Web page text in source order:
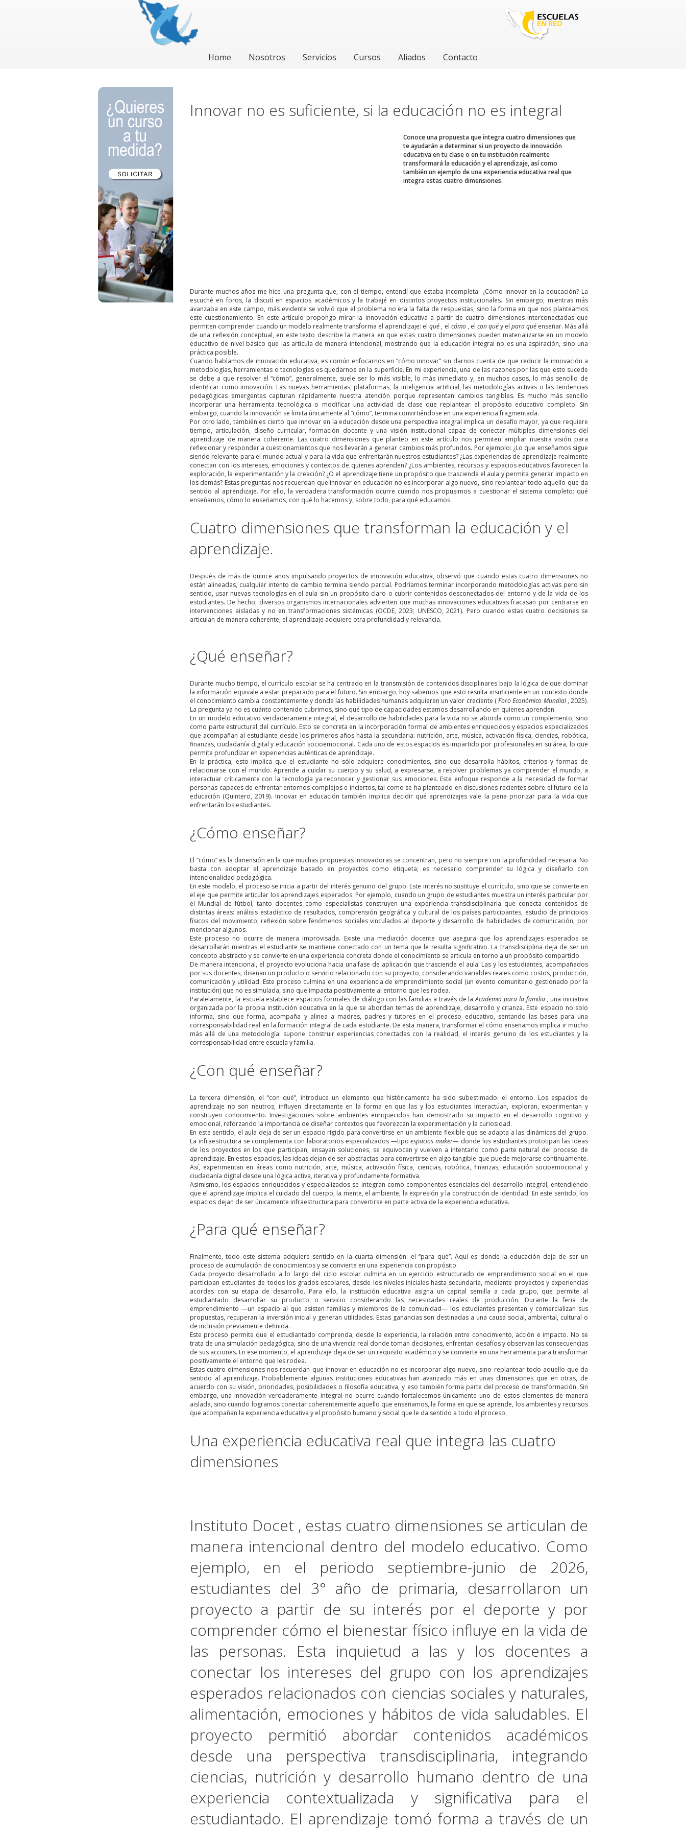
Home Nosotros Servicios Cursos Aliados Contacto
Innovar no es suficiente, si la educación no es integral
Conoce una propuesta que integra cuatro dimensiones que
te ayudarán a determinar si un proyecto de innovación
educativa en tu clase o en tu institución realmente
transformará la educación y el aprendizaje, así como
también un ejemplo de una experiencia educativa real que
integra estas cuatro dimensiones.
Durante muchos años me hice una pregunta que, con el tiempo, entendí que estaba incompleta: ¿Cómo innovar en la educación? La
escuché en foros, la discutí en espacios académicos y la trabajé en distintos proyectos institucionales. Sin embargo, mientras más
avanzaba en este campo, más evidente se volvió que el problema no era la falta de respuestas, sino la forma en que nos planteamos
este cuestionamiento. En este artículo propongo mirar la innovación educativa a partir de cuatro dimensiones interconectadas que
permiten comprender cuando un modelo realmente transforma el aprendizaje: elqué, el cómo, el con quéy el para quéenseñar. Más allá
de una reflexión conceptual, en este texto describe la manera en que estas cuatro dimensiones pueden materializarse en un modelo
educativo de nivel básico que las articula de manera intencional, mostrando que la educación integral no es una aspiración, sino una
práctica posible.
Cuando hablamos de innovación educativa, es común enfocarnos en “cómo innovar” sin darnos cuenta de que reducir la innovación a
metodologías, herramientas o tecnologías es quedarnos en la superficie. En mi experiencia, una de las razones por las que esto sucede
se debe a que resolver el “cómo”, generalmente, suele ser lo más visible, lo más inmediato y, en muchos casos, lo más sencillo de
identificar como innovación. Las nuevas herramientas, plataformas, la inteligencia artificial, las metodologías activas o las tendencias
pedagógicas emergentes capturan rápidamente nuestra atención porque representan cambios tangibles. Es mucho más sencillo
incorporar una herramienta tecnológica o modificar una actividad de clase que replantear el propósito educativo completo. Sin
embargo, cuando la innovación se limita únicamente al “cómo”, termina convirtiéndose en una experiencia fragmentada.
Por otro lado, también es cierto que innovar en la educación desde una perspectiva integral implica un desafío mayor, ya que requiere
tiempo, articulación, diseño curricular, formación docente y una visión institucional capaz de conectar múltiples dimensiones del
aprendizaje de manera coherente. Las cuatro dimensiones que planteo en este artículo nos permiten ampliar nuestra visión para
reflexionar y responder a cuestionamientos que nos llevarán a generar cambios más profundos. Por ejemplo: ¿Lo que enseñamos sigue
siendo relevante para el mundo actual y para la vida que enfrentarán nuestros estudiantes? ¿Las experiencias de aprendizaje realmente
conectan con los intereses, emociones y contextos de quienes aprenden? ¿Los ambientes, recursos y espacios educativos favorecen la
exploración, la experimentación y la creación? ¿O el aprendizaje tiene un propósito que trascienda el aula y permita generar impacto en
los demás? Estas preguntas nos recuerdan que innovar en educación no es incorporar algo nuevo, sino replantear todo aquello que da
sentido al aprendizaje. Por ello, la verdadera transformación ocurre cuando nos propusimos a cuestionar el sistema completo: qué
enseñamos, cómo lo enseñamos, con qué lo hacemos y, sobre todo, para qué educamos.
Cuatro dimensiones que transforman la educación y el
aprendizaje.
Después de más de quince años impulsando proyectos de innovación educativa, observó que cuando estas cuatro dimensiones no
están alineadas, cualquier intento de cambio termina siendo parcial. Podríamos terminar incorporando metodologías activas pero sin
sentido, usar nuevas tecnologías en el aula sin un propósito claro o cubrir contenidos desconectados del entorno y de la vida de los
estudiantes. De hecho, diversos organismos internacionales advierten que muchas innovaciones educativas fracasan por centrarse en
intervenciones aisladas y no en transformaciones sistémicas (OCDE, 2023; UNESCO, 2021). Pero cuando estas cuatro decisiones se
articulan de manera coherente, el aprendizaje adquiere otra profundidad y relevancia.
¿Qué enseñar?
Durante mucho tiempo, el currículo escolar se ha centrado en la transmisión de contenidos disciplinares bajo la lógica de que dominar
la información equivale a estar preparado para el futuro. Sin embargo, hoy sabemos que esto resulta insuficiente en un contexto donde
el conocimiento cambia constantemente y donde las habilidades humanas adquieren un valor creciente (Foro Económico Mundial, 2025).
La pregunta ya no es cuánto contenido cubrimos, sino qué tipo de capacidades estamos desarrollando en quienes aprenden.
En un modelo educativo verdaderamente integral, el desarrollo de habilidades para la vida no se aborda como un complemento, sino
como parte estructural del currículo. Esto se concreta en la incorporación formal de ambientes enriquecidos y espacios especializados
que acompañan al estudiante desde los primeros años hasta la secundaria: nutrición, arte, música, activación física, ciencias, robótica,
finanzas, ciudadanía digital y educación socioemocional. Cada uno de estos espacios es impartido por profesionales en su área, lo que
permite profundizar en experiencias auténticas de aprendizaje.
En la práctica, esto implica que el estudiante no sólo adquiere conocimientos, sino que desarrolla hábitos, criterios y formas de
relacionarse con el mundo. Aprende a cuidar su cuerpo y su salud, a expresarse, a resolver problemas ya comprender el mundo, a
interactuar críticamente con la tecnología ya reconocer y gestionar sus emociones. Este enfoque responde a la necesidad de formar
personas capaces de enfrentar entornos complejos e inciertos, tal como se ha planteado en discusiones recientes sobre el futuro de la
educación (Quintero, 2019). Innovar en educación también implica decidir qué aprendizajes vale la pena priorizar para la vida que
enfrentarán los estudiantes.
¿Cómo enseñar?
El “cómo” es la dimensión en la que muchas propuestas innovadoras se concentran, pero no siempre con la profundidad necesaria. No
basta con adoptar el aprendizaje basado en proyectos como etiqueta; es necesario comprender su lógica y diseñarlo con
intencionalidad pedagógica.
En este modelo, el proceso se inicia a partir del interés genuino del grupo. Este interés no sustituye el currículo, sino que se convierte en
el eje que permite articular los aprendizajes esperados. Por ejemplo, cuando un grupo de estudiantes muestra un interés particular por
el Mundial de fútbol, tanto docentes como especialistas construyen una experiencia transdisciplinaria que conecta contenidos de
distintas áreas: análisis estadístico de resultados, comprensión geográfica y cultural de los países participantes, estudio de principios
físicos del movimiento, reflexión sobre fenómenos sociales vinculados al deporte y desarrollo de habilidades de comunicación, por
mencionar algunos.
Este proceso no ocurre de manera improvisada. Existe una mediación docente que asegura que los aprendizajes esperados se
desarrollarán mientras el estudiante se mantiene conectado con un tema que le resulta significativo. La transdisciplina deja de ser un
concepto abstracto y se convierte en una experiencia concreta donde el conocimiento se articula en torno a un propósito compartido.
De manera intencional, el proyecto evoluciona hacia una fase de aplicación que trasciende el aula. Las y los estudiantes, acompañados
por sus docentes, diseñan un producto o servicio relacionado con su proyecto, considerando variables reales como costos, producción,
comunicación y utilidad. Este proceso culmina en una experiencia de emprendimiento social (un evento comunitario gestionado por la
institución) que no es simulada, sino que impacta positivamente al entorno que les rodea.
Paralelamente, la escuela establece espacios formales de diálogo con las familias a través de laAcademia para la familia, una iniciativa
organizada por la propia institución educativa en la que se abordan temas de aprendizaje, desarrollo y crianza. Este espacio no solo
informa, sino que forma, acompaña y alinea a madres, padres y tutores en el proceso educativo, sentando las bases para una
corresponsabilidad real en la formación integral de cada estudiante. De esta manera, transformar el cómo enseñamos implica ir mucho
más allá de una metodología: supone construir experiencias conectadas con la realidad, el interés genuino de los estudiantes y la
corresponsabilidad entre escuela y familia.
¿Con qué enseñar?
La tercera dimensión, el “con qué”, introduce un elemento que históricamente ha sido subestimado: el entorno. Los espacios de
aprendizaje no son neutros; influyen directamente en la forma en que las y los estudiantes interactúan, exploran, experimentan y
construyen conocimiento. Investigaciones sobre ambientes enriquecidos han demostrado su impacto en el desarrollo cognitivo y
emocional, reforzando la importancia de diseñar contextos que favorezcan la experimentación y la curiosidad.
En este sentido, el aula deja de ser un espacio rígido para convertirse en un ambiente flexible que se adapta a las dinámicas del grupo.
La infraestructura se complementa con laboratorios especializados —tipoespacios maker— donde los estudiantes prototipan las ideas
de los proyectos en los que participan, ensayan soluciones, se equivocan y vuelven a intentarlo como parte natural del proceso de
aprendizaje. En estos espacios, las ideas dejan de ser abstractas para convertirse en algo tangible que puede mejorarse continuamente.
Así, experimentan en áreas como nutrición, arte, música, activación física, ciencias, robótica, finanzas, educación socioemocional y
ciudadanía digital desde una lógica activa, iterativa y profundamente formativa.
Asimismo, los espacios enriquecidos y especializados se integran como componentes esenciales del desarrollo integral, entendiendo
que el aprendizaje implica el cuidado del cuerpo, la mente, el ambiente, la expresión y la construcción de identidad. En este sentido, los
espacios dejan de ser únicamente infraestructura para convertirse en parte activa de la experiencia educativa.
¿Para qué enseñar?
Finalmente, todo este sistema adquiere sentido en la cuarta dimensión: el “para qué”. Aquí es donde la educación deja de ser un
proceso de acumulación de conocimientos y se convierte en una experiencia con propósito.
Cada proyecto desarrollado a lo largo del ciclo escolar culmina en un ejercicio estructurado de emprendimiento social en el que
participan estudiantes de todos los grados escolares, desde los niveles iniciales hasta secundaria, mediante proyectos y experiencias
acordes con su etapa de desarrollo. Para ello, la institución educativa asigna un capital semilla a cada grupo, que permite al
estudiantado desarrollar su producto o servicio considerando las necesidades reales de producción. Durante la feria de
emprendimiento —un espacio al que asisten familias y miembros de la comunidad— los estudiantes presentan y comercializan sus
propuestas, recuperan la inversión inicial y generan utilidades. Estas ganancias son destinadas a una causa social, ambiental, cultural o
de inclusión previamente definida.
Este proceso permite que el estudiantado comprenda, desde la experiencia, la relación entre conocimiento, acción e impacto. No se
trata de una simulación pedagógica, sino de una vivencia real donde toman decisiones, enfrentan desafíos y observan las consecuencias
de sus acciones. En ese momento, el aprendizaje deja de ser un requisito académico y se convierte en una herramienta para transformar
positivamente el entorno que les rodea.
Estas cuatro dimensiones nos recuerdan que innovar en educación no es incorporar algo nuevo, sino replantear todo aquello que da
sentido al aprendizaje. Probablemente algunas instituciones educativas han avanzado más en unas dimensiones que en otras, de
acuerdo con su visión, prioridades, posibilidades o filosofía educativa, y eso también forma parte del proceso de transformación. Sin
embargo, una innovación verdaderamente integral no ocurre cuando fortalecemos únicamente uno de estos elementos de manera
aislada, sino cuando logramos conectar coherentemente aquello que enseñamos, la forma en que se aprende, los ambientes y recursos
que acompañan la experiencia educativa y el propósito humano y social que le da sentido a todo el proceso.
Una experiencia educativa real que integra las cuatro
dimensiones
Instituto Docet , estas cuatro dimensiones se articulan de
manera intencional dentro del modelo educativo. Como
ejemplo, en el periodo septiembre-junio de 2026,
estudiantes del 3° año de primaria, desarrollaron un
proyecto a partir de su interés por el deporte y por
comprender cómo el bienestar físico influye en la vida de
las personas. Esta inquietud a las y los docentes a
conectar los intereses del grupo con los aprendizajes
esperados relacionados con ciencias sociales y naturales,
alimentación, emociones y hábitos de vida saludables. El
proyecto permitió abordar contenidos académicos
desde una perspectiva transdisciplinaria, integrando
ciencias, nutrición y desarrollo humano dentro de una
experiencia contextualizada y significativa para el
estudiantado. El aprendizaje tomó forma a través de un